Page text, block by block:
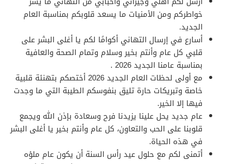
خواطركم ومن الأمنيات ما يسعد قلوبكم بمناسبة العام
الجديد.
أسارع في إرسال التهاني أكوامًا لكم يا أغلى البشر على
قلبي كل عام وأنتم بخير وسلام وتمام الصحة والعافية
بمناسبة عامنا الجديد 2026 .
مع أولى لحظات العام الجديد 2026 أختصكم بتهنئة قلبية
خاصة وتبريكات حارة تليق بنفوسكم الطيبة التي ما وجدت
فيها إلا الخير.
عام جديد يحل علينا يزيدنا فرح وسعادة بإذن الله ويجمع
قلوبنا على الحب والتعاون، كل عام وأنتم بخير يا أغلى البشر
في هذه الحياة.
أتمنى لكم مع حلول عيد رأس السنة أن يكون عام ملؤه